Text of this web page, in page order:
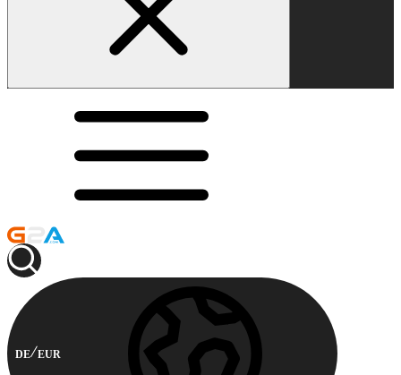
DE EUR